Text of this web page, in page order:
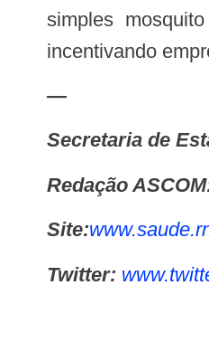
simples
incentivando
—
Secretaria de
Redação
Site:
Twitter: